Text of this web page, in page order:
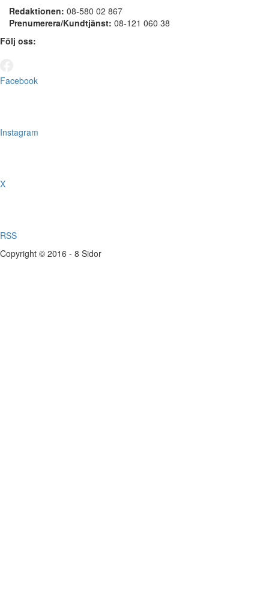
Redaktionen: 08-580 02 867
Prenumerera/Kundtjänst: 08-121 060 38
Följ oss:
Facebook
Instagram
X
RSS
Copyright © 2016 - 8 Sidor